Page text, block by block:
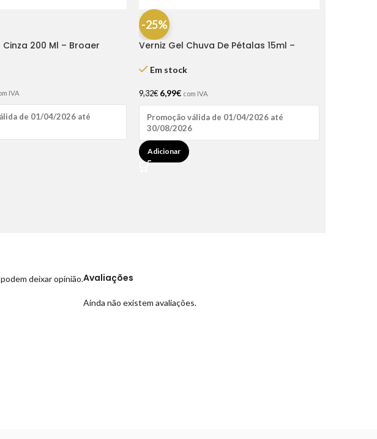
200 Ml – Broaer
IVA
de 01/04/2026 até
-25%
Verniz Gel Chuva De Pétalas 15ml –
Em stock
9,32€ 6,99€ com IVA
Promoção válida de 01/04/2026 até
30/08/2026
Adicionar
Avaliações
Ainda não existem avaliações.
deixar opinião.